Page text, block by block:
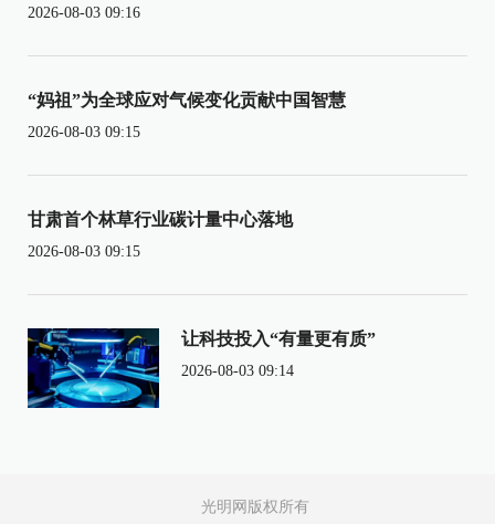
2026-08-03 09:16
“妈祖”为全球应对气候变化贡献中国智慧
2026-08-03 09:15
甘肃首个林草行业碳计量中心落地
2026-08-03 09:15
让科技投入“有量更有质”
2026-08-03 09:14
光明网版权所有